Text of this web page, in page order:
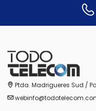
Ptda. Madrigueres Sud /